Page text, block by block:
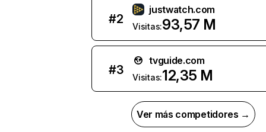
#2
justwatch.com
Visitas:93,57 M
#3
tvguide.com
Visitas:12,35 M
Ver más competidores →